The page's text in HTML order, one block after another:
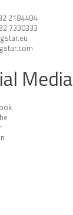
2184404
7330333
Media